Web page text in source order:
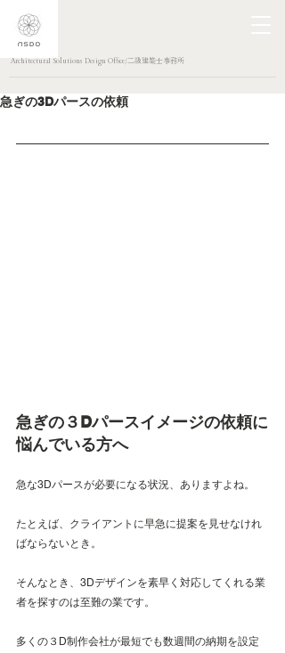
Architectural Solutions Design Office/二級建築士事務所
急ぎの3Dパースの依頼
急ぎの３Dパースイメージの依頼に
悩んでいる方へ
急な3Dパースが必要になる状況、ありますよね。
たとえば、クライアントに早急に提案を見せなけれ
ばならないとき。
そんなとき、3Dデザインを素早く対応してくれる業
者を探すのは至難の業です。
多くの３D制作会社が最短でも数週間の納期を設定